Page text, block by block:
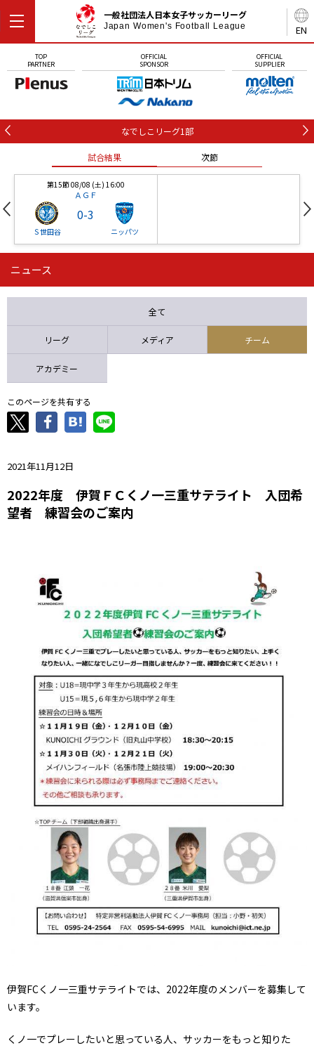
EN
一般社団法人日本女子サッカーリーグ
Japan Women's Football League
TOP
PARTNER
OFFICIAL
SPONSOR
OFFICIAL
SUPPLIER
なでしこリーグ1部
試合結果 次節
第15節 08/08 (土) 16:00
ＡＧＦ
Ｓ世田谷
0-3
ニッパツ
第16節 09/05 (土) 15:00
ニッパツ 石人の星
ニュース
全て
リーグ メディア チーム
アカデミー
このページを共有する
2021年11月12日
2022年度 伊賀ＦＣくノ一三重サテライト 入団希
望者 練習会のご案内
伊賀FCくノ一三重サテライトでは、2022年度のメンバーを募集して
います。
くノ一でプレーしたいと思っている人、サッカーをもっと知りた